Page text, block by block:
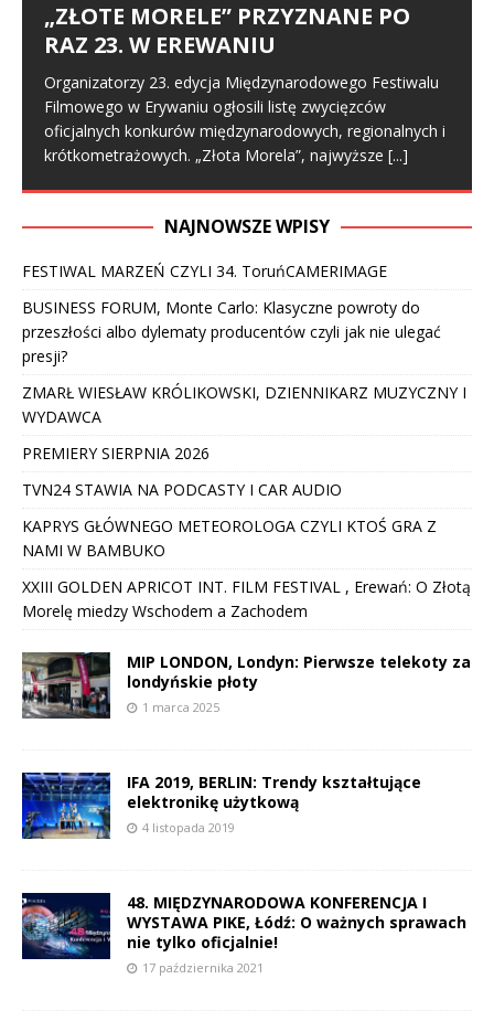
„ZŁOTE MORELE” PRZYZNANE PO
RAZ 23. W EREWANIU
Organizatorzy 23. edycja Międzynarodowego Festiwalu
Filmowego w Erywaniu ogłosili listę zwycięzców
oficjalnych konkurów międzynarodowych, regionalnych i
krótkometrażowych. „Złota Morela”, najwyższe [...]
NAJNOWSZE WPISY
FESTIWAL MARZEŃ CZYLI 34. ToruńCAMERIMAGE
BUSINESS FORUM, Monte Carlo: Klasyczne powroty do
przeszłości albo dylematy producentów czyli jak nie ulegać
presji?
ZMARŁ WIESŁAW KRÓLIKOWSKI, DZIENNIKARZ MUZYCZNY I
WYDAWCA
PREMIERY SIERPNIA 2026
TVN24 STAWIA NA PODCASTY I CAR AUDIO
KAPRYS GŁÓWNEGO METEOROLOGA CZYLI KTOŚ GRA Z
NAMI W BAMBUKO
XXIII GOLDEN APRICOT INT. FILM FESTIVAL , Erewań: O Złotą
Morelę miedzy Wschodem a Zachodem
MIP LONDON, Londyn: Pierwsze telekoty za
londyńskie płoty
1 marca 2025
IFA 2019, BERLIN: Trendy kształtujące
elektronikę użytkową
4 listopada 2019
48. MIĘDZYNARODOWA KONFERENCJA I
WYSTAWA PIKE, Łódź: O ważnych sprawach
nie tylko oficjalnie!
17 października 2021